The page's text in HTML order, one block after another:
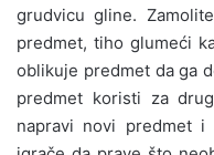
grudvicu gline.
predmet, tiho glumeći
oblikuje predmet da ga
predmet koristi za
napravi novi predmet i